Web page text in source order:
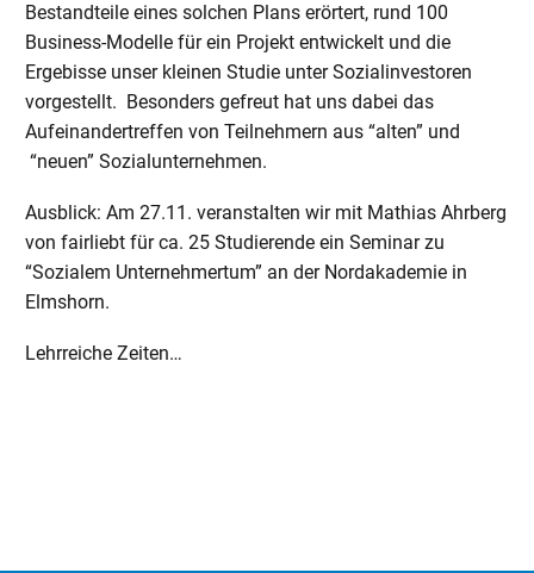
Bestandteile eines solchen Plans erörtert, rund 100
Business-Modelle für ein Projekt entwickelt und die
Ergebisse unser kleinen Studie unter Sozialinvestoren
vorgestellt. Besonders gefreut hat uns dabei das
Aufeinandertreffen von Teilnehmern aus “alten” und
“neuen” Sozialunternehmen.
Ausblick: Am 27.11. veranstalten wir mit Mathias Ahrberg
von fairliebt für ca. 25 Studierende ein Seminar zu
“Sozialem Unternehmertum” an der Nordakademie in
Elmshorn.
Lehrreiche Zeiten…